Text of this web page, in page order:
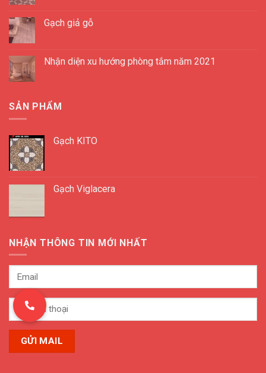
Gạch giả gỗ
Nhận diện xu hướng phòng tắm năm 2021
SẢN PHẨM
Gạch KITO
Gạch Viglacera
NHẬN THÔNG TIN MỚI NHẤT